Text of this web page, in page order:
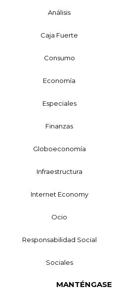
Análisis
Caja Fuerte
Consumo
Economía
Especiales
Finanzas
Globoeconomía
Infraestructura
Internet Economy
Ocio
Responsabilidad Social
Sociales